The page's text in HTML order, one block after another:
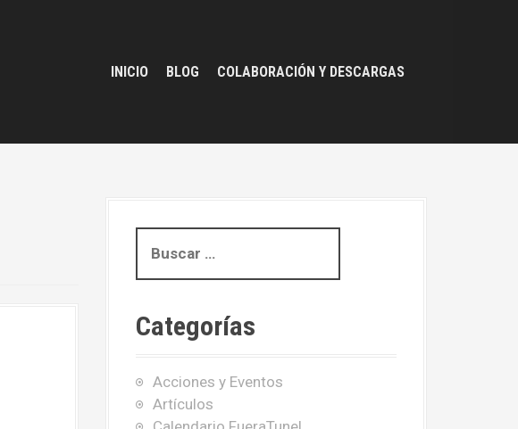
INICIO BLOG COLABORACIÓN Y DESCARGAS
s
a
Categorías
Acciones y Eventos
Artículos